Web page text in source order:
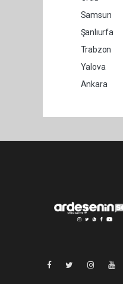
Samsun
Şanlıurfa
Trabzon
Yalova
Ankara